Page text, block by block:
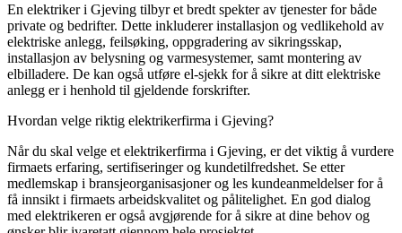
En elektriker i Gjeving tilbyr et bredt spekter av tjenester for både
private og bedrifter. Dette inkluderer installasjon og vedlikehold av
elektriske anlegg, feilsøking, oppgradering av sikringsskap,
installasjon av belysning og varmesystemer, samt montering av
elbilladere. De kan også utføre el-sjekk for å sikre at ditt elektriske
anlegg er i henhold til gjeldende forskrifter.
Hvordan velge riktig elektrikerfirma i Gjeving?
Når du skal velge et elektrikerfirma i Gjeving, er det viktig å vurdere
firmaets erfaring, sertifiseringer og kundetilfredshet. Se etter
medlemskap i bransjeorganisasjoner og les kundeanmeldelser for å
få innsikt i firmaets arbeidskvalitet og pålitelighet. En god dialog
med elektrikeren er også avgjørende for å sikre at dine behov og